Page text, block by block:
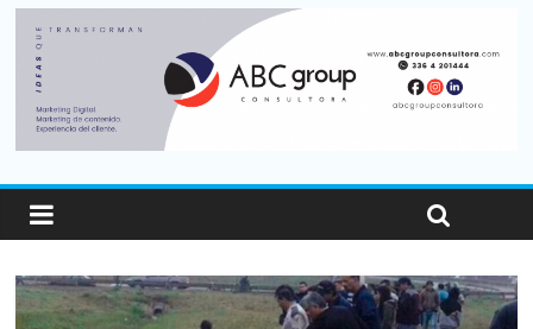
más que en 2025